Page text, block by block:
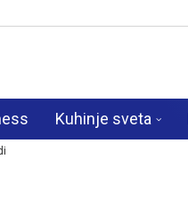
Kuhinje sveta